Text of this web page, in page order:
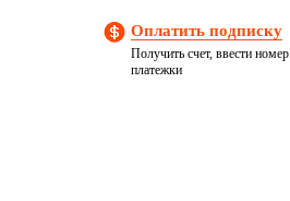
Оплатить подписку
Получить счет, ввести номер
платежки